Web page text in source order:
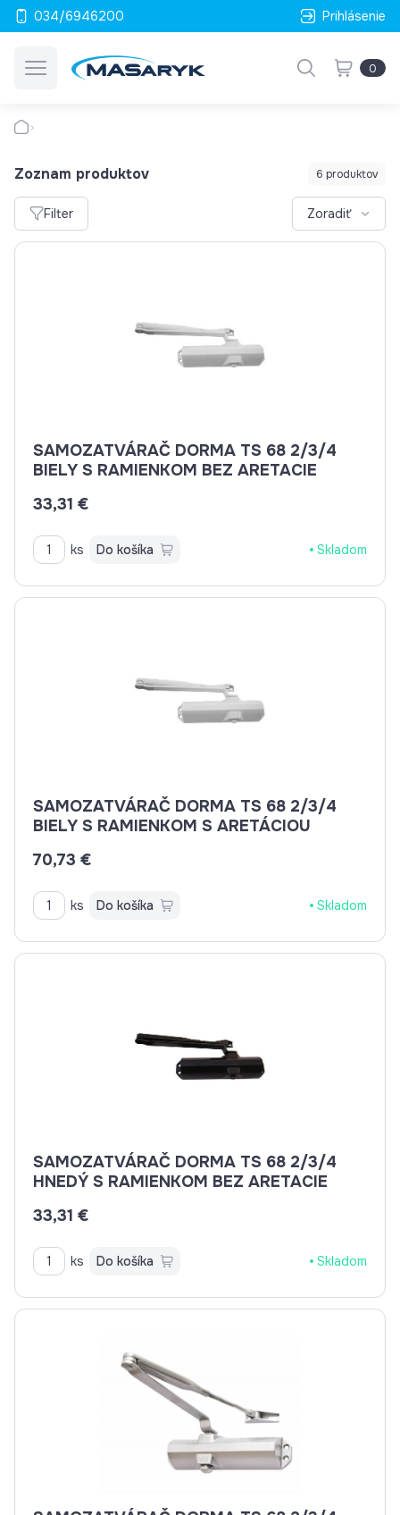
034/6946200 Prihlásenie
0
Zoznam produktov 6 produktov
Filter Zoradiť
SAMOZATVÁRAČ DORMA TS 68 2/3/4
BIELY S RAMIENKOM BEZ ARETACIE
33,31 €
ks Do košíka Skladom
SAMOZATVÁRAČ DORMA TS 68 2/3/4
BIELY S RAMIENKOM S ARETÁCIOU
70,73 €
ks Do košíka Skladom
SAMOZATVÁRAČ DORMA TS 68 2/3/4
HNEDÝ S RAMIENKOM BEZ ARETACIE
33,31 €
ks Do košíka Skladom